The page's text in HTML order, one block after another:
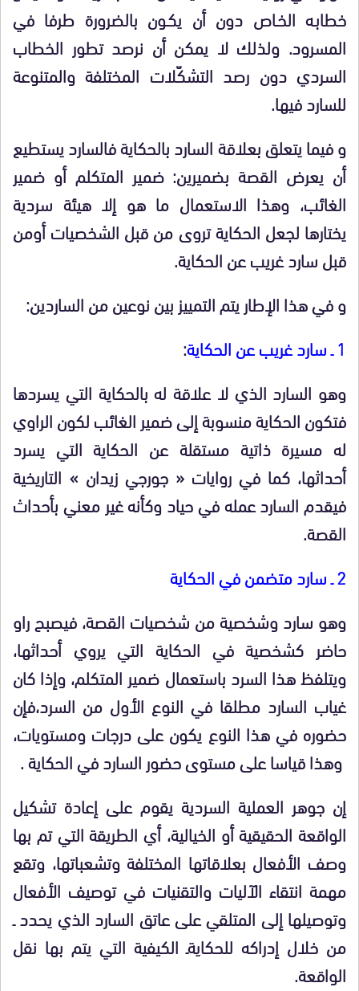
خطابـه الخـاص دون أن يكـون بالضرورة طرفا في
المسرود. ولذلك لا يمكن أن نرصد تطور الخطاب
السردي دون رصد التشكّلات المختلفة والمتنوعة
للسارد فيها.
و فيما يتعلق بعلاقة السارد بالحكاية فالسارد يستطيع
أن يعرض القصة بضميرين: ضمير المتكلم أو ضمير
الغائب، وهذا الاستعمال ما هو إلا هيئة سردية
يختارها لجعل الحكاية تروى من قبل الشخصيات أومن
قبل سارد غريب عن الحكاية.
و في هذا الإطار يتم التمييز بين نوعين من الساردين:
1 ـ سارد غريب عن الحكاية
:
وهو السارد الذي لا علاقة له بالحكاية التي يسردها
فتكون الحكاية منسوبة إلى ضمير الغائب لكون الراوي
له مسيرة ذاتية مستقلة عن الحكاية التي يسرد
أحداثها، كما في روايات « جورجي زيدان » التاريخية
فيقدم السارد عمله في حياد وكأنه غير معني بأحداث
القصة.
2 ـ سارد متضمن في الحكاية
وهو سارد وشخصية من شخصيات القصة، فيصبح راو
حاضر كشخصية في الحكاية التي يروي أحداثها،
ويتلفظ هذا السرد باستعمال ضمير المتكلم، وإذا كان
غياب السارد مطلقا في النوع الأول من السرد،فإن
حضوره في هذا النوع يكون على درجات ومستويات،
وهذا قياسا على مستوى حضور السارد في الحكاية .
إن جوهر العملية السردية يقوم على إعادة تشكيل
الواقعة الحقيقية أو الخيالية، أي الطريقة التي تم بها
وصف الأفعال بعلاقاتها المختلفة وتشعباتها، وتقع
مهمة انتقاء الآليات والتقنيات في توصيف الأفعال
وتوصيلها إلى المتلقي على عاتق السارد الذي يحدد ـ
من خلال إدراكه للحكايةـ الكيفية التي يتم بها نقل
الواقعة.